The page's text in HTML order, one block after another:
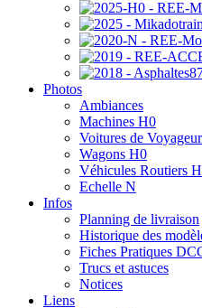
Photos
Ambiances
Machines H0
Voitures de
Wagons H0
Véhicules Routiers
Echelle N
Infos
Planning de livraison
Historique des
Fiches Pratiques
Trucs et astuces
Notices
Liens